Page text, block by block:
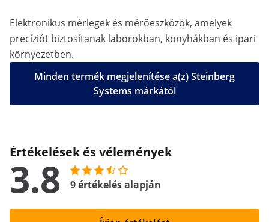
Elektronikus mérlegek és mérőeszközök, amelyek
precíziót biztosítanak laborokban, konyhákban és ipari
környezetben.
Minden termék megjelenítése a(z) Steinberg
Systems márkától
Értékelések és vélemények
3.8 9 értékelés alapján